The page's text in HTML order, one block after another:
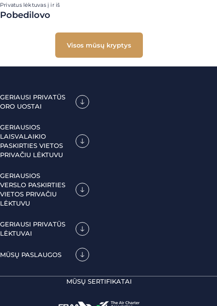
Privatus lėktuvas į ir iš
Pobedilovo
Visos mūsų kryptys
GERIAUSI PRIVATŪS
ORO UOSTAI
GERIAUSIOS
LAISVALAIKIO
PASKIRTIES VIETOS
PRIVAČIU LĖKTUVU
GERIAUSIOS
VERSLO PASKIRTIES
VIETOS PRIVAČIU
LĖKTUVU
GERIAUSI PRIVATŪS
LĖKTUVAI
MŪSŲ PASLAUGOS
MŪSŲ SERTIFIKATAI